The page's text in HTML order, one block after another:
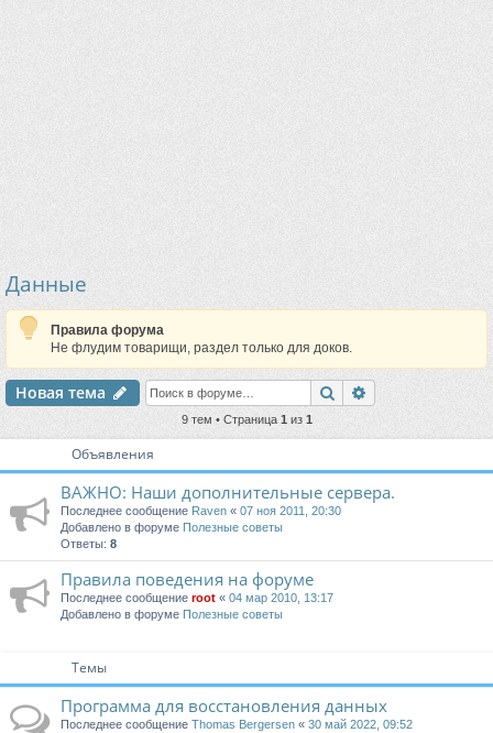
Данные
Правила форума
Не флудим товарищи, раздел только для доков.
Новая тема Поиск
9 тем • Страница 1из 1
Объявления
ВАЖНО: Наши дополнительные сервера.
Последнее сообщение Raven « 07 ноя 2011, 20:30
Добавлено в форуме Полезные советы
Ответы: 8
Правила поведения на форуме
Последнее сообщение root « 04 мар 2010, 13:17
Добавлено в форуме Полезные советы
Темы
Программа для восстановления данных
Последнее сообщение Thomas Bergersen « 30 май 2022, 09:52